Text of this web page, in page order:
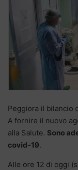
Peggiora il bilancio
A fornire il nuovo
alla Salute. Sono
covid-19.
Alle ore 12 di oggi